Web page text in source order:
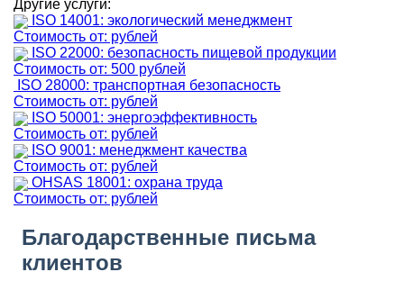
Другие услуги:
ISO 14001: экологический менеджмент
Стоимость от: рублей
ISO 22000: безопасность пищевой продукции
Стоимость от: 500 рублей
ISO 28000: транспортная безопасность
Стоимость от: рублей
ISO 50001: энергоэффективность
Стоимость от: рублей
ISO 9001: менеджмент качества
Стоимость от: рублей
OHSAS 18001: охрана труда
Стоимость от: рублей
Благодарственные письма
клиентов